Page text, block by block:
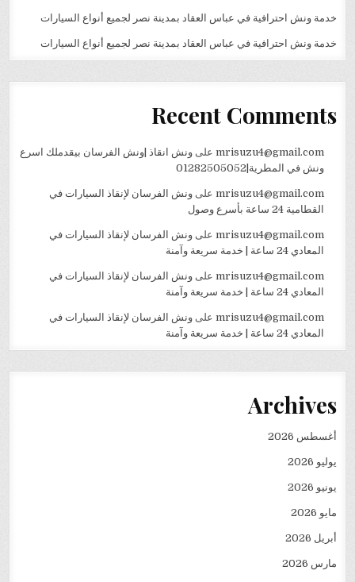
خدمة ونش احترافية في عباس العقاد بمدينة نصر لجميع أنواع السيارات
خدمة ونش احترافية في عباس العقاد بمدينة نصر لجميع أنواع السيارات
Recent Comments
mrisuzu4@gmail.comعلى ونش انقاذ |ونش الفرسان بيقدملك اسرع
ونش في المطرية|01282505052
mrisuzu4@gmail.comعلى ونش الفرسان لإنقاذ السيارات في
القطامية 24 ساعة بأسرع وصول
mrisuzu4@gmail.comعلى ونش الفرسان لإنقاذ السيارات في
المعادي 24 ساعة | خدمة سريعة وآمنة
mrisuzu4@gmail.comعلى ونش الفرسان لإنقاذ السيارات في
المعادي 24 ساعة | خدمة سريعة وآمنة
mrisuzu4@gmail.comعلى ونش الفرسان لإنقاذ السيارات في
المعادي 24 ساعة | خدمة سريعة وآمنة
Archives
أغسطس 2026
يوليو 2026
يونيو 2026
مايو 2026
أبريل 2026
مارس 2026